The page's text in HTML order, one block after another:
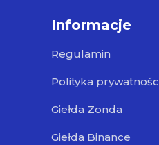
Informacje
Regulamin
Polityka
Giełda Zonda
Giełda Binance